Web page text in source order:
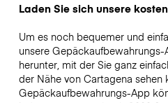
Laden Sie sich unsere
Um es noch bequemer und
unsere
herunter, mit der Sie ganz
der Nähe von Cartagena sehen
Gepäckaufbewahrungs-App